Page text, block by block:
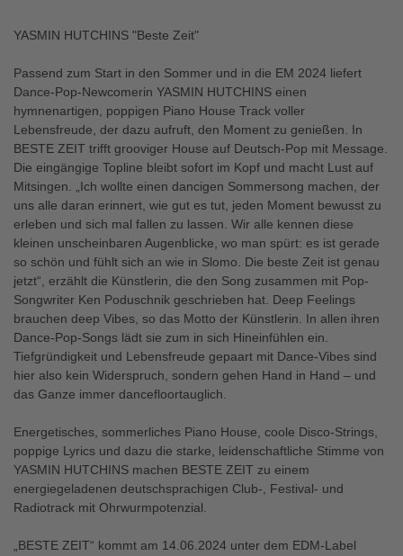
YASMIN HUTCHINS "Beste Zeit"
Passend zum Start in den Sommer und in die EM 2024 liefert
Dance-Pop-Newcomerin YASMIN HUTCHINS einen
hymnenartigen, poppigen Piano House Track voller
Lebensfreude, der dazu aufruft, den Moment zu genießen. In
BESTE ZEIT trifft grooviger House auf Deutsch-Pop mit Message.
Die eingängige Topline bleibt sofort im Kopf und macht Lust auf
Mitsingen. „Ich wollte einen dancigen Sommersong machen, der
uns alle daran erinnert, wie gut es tut, jeden Moment bewusst zu
erleben und sich mal fallen zu lassen. Wir alle kennen diese
kleinen unscheinbaren Augenblicke, wo man spürt: es ist gerade
so schön und fühlt sich an wie in Slomo. Die beste Zeit ist genau
jetzt“, erzählt die Künstlerin, die den Song zusammen mit Pop-
Songwriter Ken Poduschnik geschrieben hat. Deep Feelings
brauchen deep Vibes, so das Motto der Künstlerin. In allen ihren
Dance-Pop-Songs lädt sie zum in sich Hineinfühlen ein.
Tiefgründigkeit und Lebensfreude gepaart mit Dance-Vibes sind
hier also kein Widerspruch, sondern gehen Hand in Hand – und
das Ganze immer dancefloortauglich.
Energetisches, sommerliches Piano House, coole Disco-Strings,
poppige Lyrics und dazu die starke, leidenschaftliche Stimme von
YASMIN HUTCHINS machen BESTE ZEIT zu einem
energiegeladenen deutschsprachigen Club-, Festival- und
Radiotrack mit Ohrwurmpotenzial.
„BESTE ZEIT“ kommt am 14.06.2024 unter dem EDM-Label